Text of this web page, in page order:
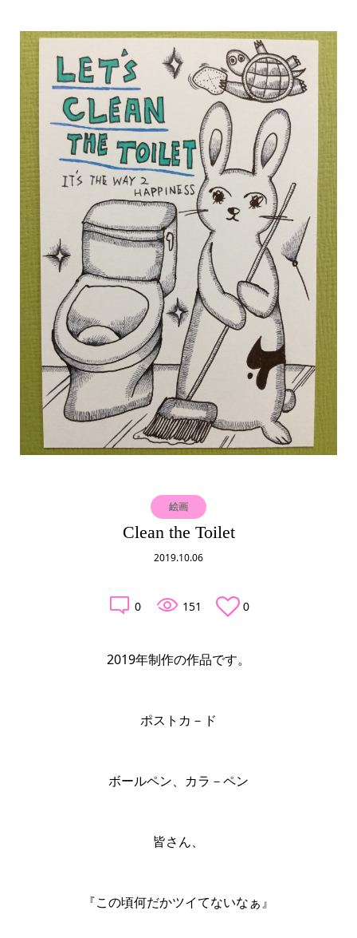
絵画
Clean the Toilet
2019.10.06
0 151 0
2019年制作の作品です。
ポストカ－ド
ボールペン、カラ－ペン
皆さん、
『この頃何だかツイてないなぁ』